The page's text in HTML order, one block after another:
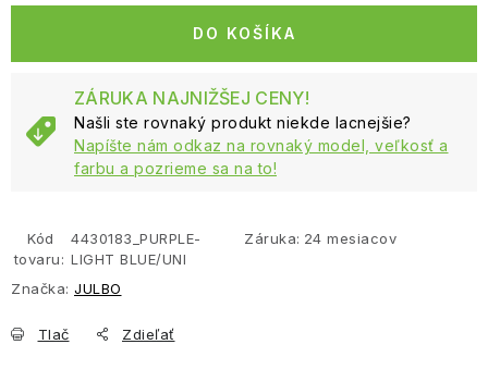
DO KOŠÍKA
ZÁRUKA NAJNIŽŠEJ CENY!
Našli ste rovnaký produkt niekde lacnejšie?
Napíšte nám odkaz na rovnaký model, veľkosť a
farbu a pozrieme sa na to!
Kód
tovaru:
4430183_PURPLE-
LIGHT BLUE/UNI
Záruka: 24 mesiacov
Značka: JULBO
Tlač Zdieľať